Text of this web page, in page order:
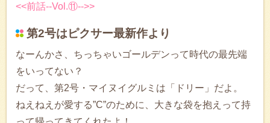
<<前話--Vol.⑪-->>
第2号はピクサー最新作より
なーんかさ、ちっちゃいゴールデンって時代の最先端
をいってない？
だって、第2号・マイヌイグルミは「ドリー」だよ。
ねえねえが愛する”C”のために、大きな袋を抱えって持